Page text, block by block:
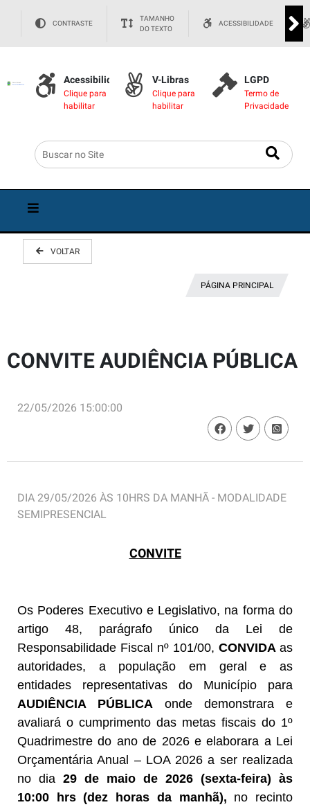
CONTRASTE
TAMANHO
DO TEXTO
ACESSIBILIDADE
Acessibilidade
Clique para
habilitar
V-Libras
Clique para
habilitar
LGPD
Termo de
Privacidade
VOLTAR
PÁGINA PRINCIPAL
CONVITE AUDIÊNCIA PÚBLICA
22/05/2026 15:00:00
DIA 29/05/2026 ÀS 10HRS DA MANHÃ - MODALIDADE
SEMIPRESENCIAL
CONVITE
Os Poderes Executivo e Legislativo, na forma do
artigo 48, parágrafo único da Lei de
Responsabilidade Fiscal nº 101/00, CONVIDA as
autoridades, a população em geral e as
entidades representativas do Município para
AUDIÊNCIA PÚBLICA onde demonstrara e
avaliará o cumprimento das metas fiscais do 1º
Quadrimestre do ano de 2026 e elaborara a Lei
Orçamentária Anual – LOA 2026 a ser realizada
no dia 29 de maio de 2026 (sexta-feira) às
10:00 hrs (dez horas da manhã), no recinto